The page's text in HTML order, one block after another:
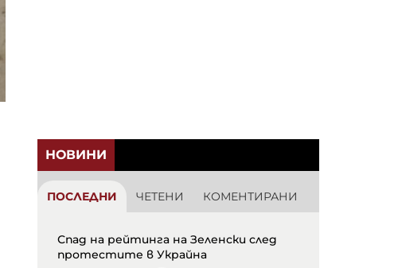
НОВИНИ
ПОСЛЕДНИ ЧЕТЕНИ КОМЕНТИРАНИ
Спад на рейтинга на Зеленски след
протестите в Украйна